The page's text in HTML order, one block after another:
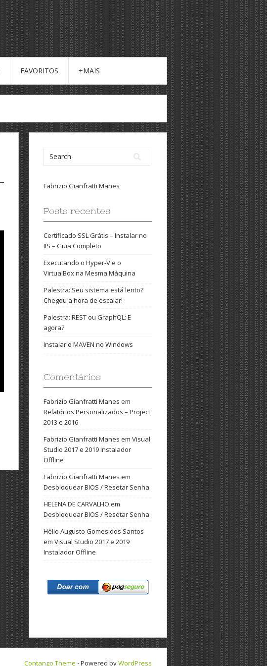
FAVORITOS +MAIS
Fabrizio Gianfratti Manes
Posts recentes
Certificado SSL Grátis – Instalar no
IIS – Guia Completo
Executando o Hyper-V e o
VirtualBox na Mesma Máquina
Palestra: Seu sistema está lento?
Chegou a hora de escalar!
Palestra: REST ou GraphQL: E
agora?
Instalar o MAVEN no Windows
Comentários
Fabrizio Gianfratti Manes em
Relatórios Personalizados – Project
2013 e 2016
Fabrizio Gianfratti Manes em Visual
Studio 2017 e 2019 Instalador
Offline
Fabrizio Gianfratti Manes em
Desbloquear BIOS / Resetar Senha
HELENA DE CARVALHO em
Desbloquear BIOS / Resetar Senha
Hélio Augusto Gomes dos Santos
em Visual Studio 2017 e 2019
Instalador Offline
Contango Theme ⋅ Powered byWordPress